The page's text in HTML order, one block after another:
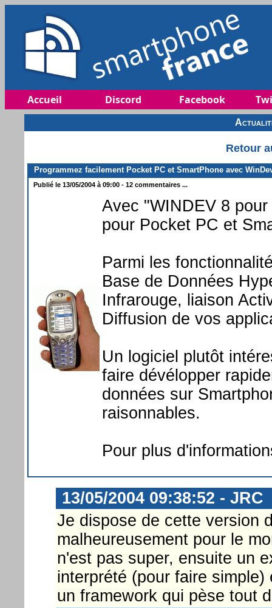
Accueil Discord Facebook
Retour
Programmez facilement Pocket PC et SmartPhone avec
Publié le 13/05/2004 à 09:00 - 12 commentaires ...
Avec "WINDEV 8
pour Pocket PC et
Parmi les
Base de Données
Infrarouge, liaison
Diffusion de vos
Un logiciel plutôt
faire dévélopper
données sur
raisonnables.
Pour plus
13/05/2004 09:38:52 - JRC
Je dispose de cette version
malheureusement pour le
n'est pas super, ensuite un
interprété (pour faire
un framework qui pèse tout